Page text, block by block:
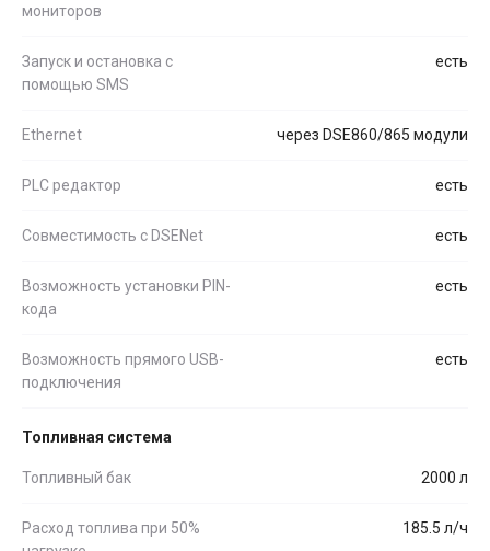
мониторов
Запуск и остановка с
помощью SMS
есть
Ethernet через DSE860/865 модули
PLC редактор есть
Совместимость c DSENet есть
Возможность установки PIN-
кода
есть
Возможность прямого USB-
подключения
есть
Топливная система
Топливный бак 2000 л
Расход топлива при 50%
185.5 л/ч